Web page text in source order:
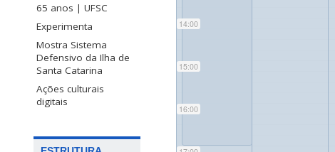
65 anos | UFSC
Experimenta
Mostra Sistema
Defensivo da Ilha de
Santa Catarina
Ações culturais
digitais
14:00
15:00
16:00